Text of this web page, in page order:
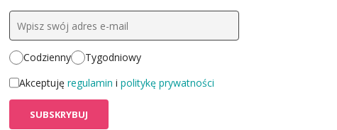
Codzienny
Tygodniowy
Akceptuję regulamin i politykę prywatności